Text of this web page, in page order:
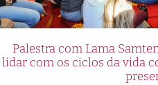
Palestra com Lama
lidar com os ciclos da vida